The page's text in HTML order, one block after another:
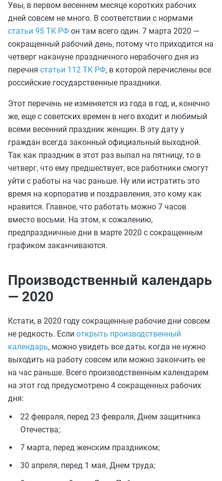
Увы, в первом весеннем месяце коротких рабочих
дней совсем не много. В соответствии с нормами
статьи 95 ТК РФ он там всего один. 7 марта 2020 —
сокращенный рабочий день, потому что приходится на
четверг накануне праздничного нерабочего дня из
перечня статьи 112 ТК РФ, в которой перечислены все
российские государственные праздники.
Этот перечень не изменяется из года в год, и, конечно
же, еще с советских времен в него входит и любимый
всеми весенний праздник женщин. В эту дату у
граждан всегда законный официальный выходной.
Так как праздник в этот раз выпал на пятницу, то в
четверг, что ему предшествует, все работники смогут
уйти с работы на час раньше. Ну или истратить это
время на корпоратив и поздравления, это кому как
нравится. Главное, что работать можно 7 часов
вместо восьми. На этом, к сожалению,
предпраздничные дни в марте 2020 с сокращенным
графиком заканчиваются.
Производственный календарь
— 2020
Кстати, в 2020 году сокращенные рабочие дни совсем
не редкость. Если открыть производственный
календарь, можно увидеть все даты, когда не нужно
выходить на работу совсем или можно закончить ее
на час раньше. Всего производственным календарем
на этот год предусмотрено 4 сокращенных рабочих
дня:
22 февраля, перед 23 февраля, Днем защитника
Отечества;
7 марта, перед женским праздником;
30 апреля, перед 1 мая, Днем труда;